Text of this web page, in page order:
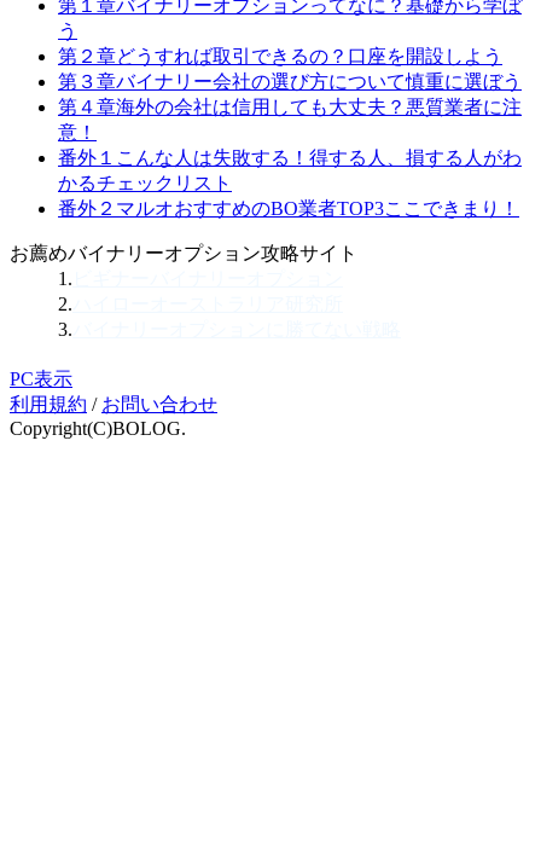
第１章バイナリーオプションってなに？ 基礎から学ぼ
う
第２章どうすれば取引できるの？ 口座を開設しよう
第３章バイナリー会社の選び方について慎重に選ぼう
第４章海外の会社は信用しても大丈夫？ 悪質業者に注
意！
番外１ こんな人は失敗する！ 得する人、損する人がわ
かるチェックリスト
番外２ マルオおすすめのBO業者TOP3ここできまり！
お薦めバイナリーオプション攻略サイト
1.
2.
3.
PC表示
利用規約 / お問い合わせ
Copyright(C)BOLOG.